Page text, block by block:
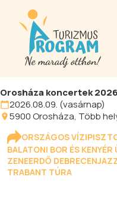
Orosháza koncertek 2026
2026.08.09. (vasárnap)
5900Orosháza, Több
ORSZÁGOS
BALATONI BOR ÉS KENYÉR
ZENEERDŐ DEBRECEN
TRABANT TÚRA